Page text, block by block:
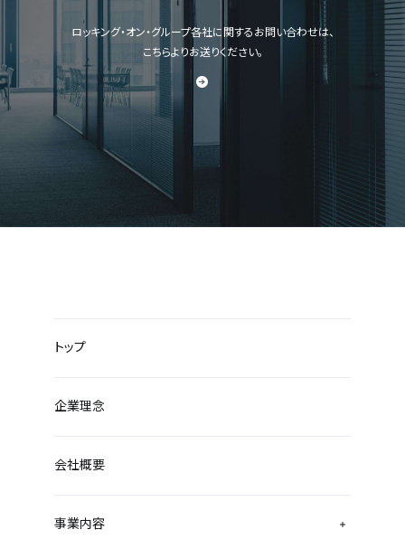
ロッキング・オン・グループ各社に関するお問い合わせは、
こちらよりお送りください。
トップ
企業理念
会社概要
事業内容